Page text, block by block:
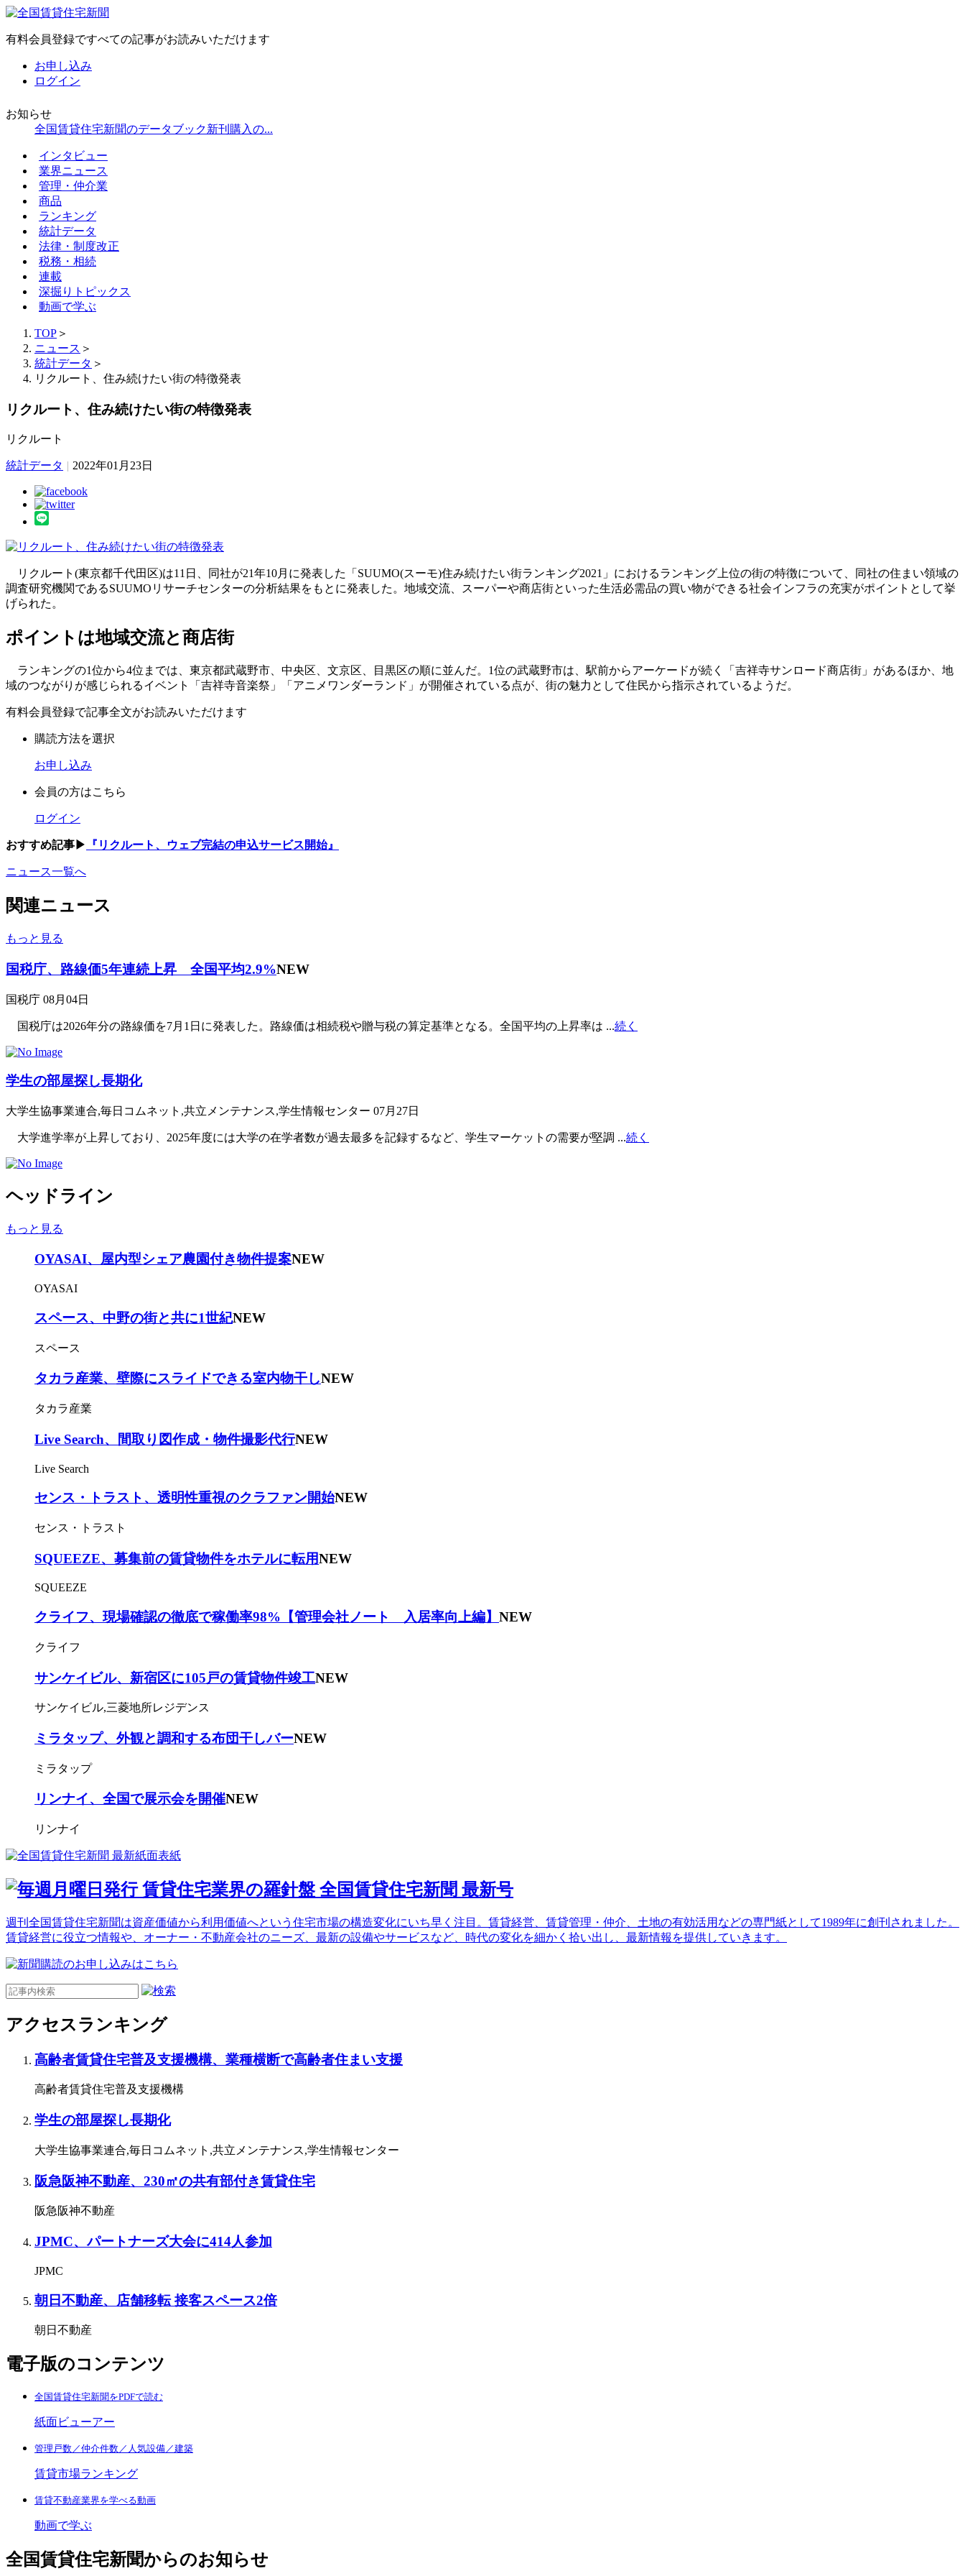
有料会員登録ですべての記事がお読みいただけます
お申し込み
ログイン
お知らせ
全国賃貸住宅新聞のデータブック新刊購入の...
インタビュー
業界ニュース
管理・仲介業
商品
ランキング
統計データ
法律・制度改正
税務・相続
連載
深掘りトピックス
動画で学ぶ
TOP ＞
ニュース ＞
統計データ ＞
リクルート、住み続けたい街の特徴発表
リクルート、住み続けたい街の特徴発表
リクルート
統計データ | 2022年01月23日
リクルート(東京都千代田区)は11日、同社が21年10月に発表した「SUUMO(スーモ)住み続けたい街ランキング2021」におけるランキング上位の街の特徴について、同社の住まい領域の
調査研究機関であるSUUMOリサーチセンターの分析結果をもとに発表した。地域交流、スーパーや商店街といった生活必需品の買い物ができる社会インフラの充実がポイントとして挙
げられた。
ポイントは地域交流と商店街
ランキングの1位から4位までは、東京都武蔵野市、中央区、文京区、目黒区の順に並んだ。1位の武蔵野市は、駅前からアーケードが続く「吉祥寺サンロード商店街」があるほか、地
域のつながりが感じられるイベント「吉祥寺音楽祭」「アニメワンダーランド」が開催されている点が、街の魅力として住民から指示されているようだ。
有料会員登録で記事全文がお読みいただけます
購読方法を選択
お申し込み
会員の方はこちら
ログイン
おすすめ記事▶ 『リクルート、ウェブ完結の申込サービス開始』
ニュース一覧へ
関連ニュース
もっと見る
国税庁、路線価5年連続上昇 全国平均2.9%NEW
国税庁 08月04日
国税庁は2026年分の路線価を7月1日に発表した。路線価は相続税や贈与税の算定基準となる。全国平均の上昇率は ...続く
学生の部屋探し長期化
大学生協事業連合,毎日コムネット,共立メンテナンス,学生情報センター 07月27日
大学進学率が上昇しており、2025年度には大学の在学者数が過去最多を記録するなど、学生マーケットの需要が堅調 ...続く
ヘッドライン
もっと見る
OYASAI、屋内型シェア農園付き物件提案NEW
OYASAI
スペース、中野の街と共に1世紀NEW
スペース
タカラ産業、壁際にスライドできる室内物干しNEW
タカラ産業
Live Search、間取り図作成・物件撮影代行NEW
Live Search
センス・トラスト、透明性重視のクラファン開始NEW
センス・トラスト
SQUEEZE、募集前の賃貸物件をホテルに転用NEW
SQUEEZE
クライフ、現場確認の徹底で稼働率98%【管理会社ノート 入居率向上編】 NEW
クライフ
サンケイビル、新宿区に105戸の賃貸物件竣工NEW
サンケイビル,三菱地所レジデンス
ミラタップ、外観と調和する布団干しバーNEW
ミラタップ
リンナイ、全国で展示会を開催NEW
リンナイ
週刊全国賃貸住宅新聞は資産価値から利用価値へという住宅市場の構造変化にいち早く注目。賃貸経営、賃貸管理・仲介、土地の有効活用などの専門紙として1989年に創刊されました。
賃貸経営に役立つ情報や、オーナー・不動産会社のニーズ、最新の設備やサービスなど、時代の変化を細かく拾い出し、最新情報を提供していきます。
アクセスランキング
高齢者賃貸住宅普及支援機構、業種横断で高齢者住まい支援
高齢者賃貸住宅普及支援機構
学生の部屋探し長期化
大学生協事業連合,毎日コムネット,共立メンテナンス,学生情報センター
阪急阪神不動産、230㎡の共有部付き賃貸住宅
阪急阪神不動産
JPMC、パートナーズ大会に414人参加
JPMC
朝日不動産、店舗移転 接客スペース2倍
朝日不動産
電子版のコンテンツ
全国賃貸住宅新聞をPDFで読む
紙面ビューアー
管理戸数／仲介件数／人気設備／建築
賃貸市場ランキング
賃貸不動産業界を学べる動画
動画で学ぶ
全国賃貸住宅新聞からのお知らせ